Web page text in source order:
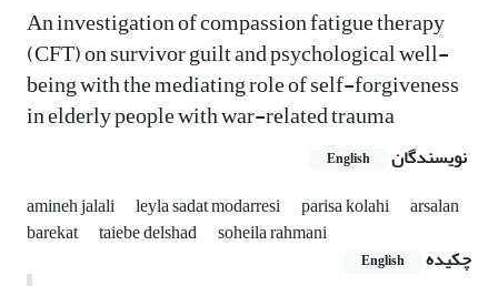
An investigation of compassion fatigue therapy
(CFT) on survivor guilt and psychological well-
being with the mediating role of self-forgiveness
in elderly people with war-related trauma
نویسندگان English
amineh jalali leyla sadat modarresi parisa kolahi
arsalan
barekat taiebe delshad
soheila rahmani
چکیده
English